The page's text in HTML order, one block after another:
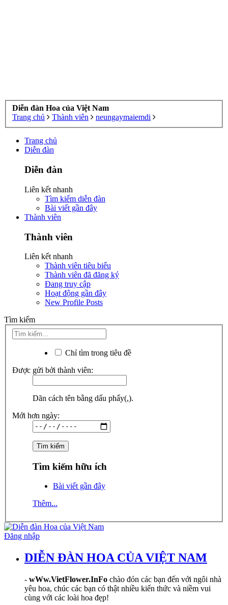
Diễn đàn Hoa của Việt Nam
Trang chủ
Thành viên neungaymaiemdi
Trang chủ
Diễn đàn
Diễn đàn
Liên kết nhanh
Tìm kiếm diễn đàn
Bài viết gần đây
Thành viên
Thành viên
Liên kết nhanh
Thành viên tiêu biểu
Thành viên đã đăng ký
Đang truy cập
Hoạt động gần đây
New Profile Posts
Tìm kiếm
Chỉ tìm trong tiêu đề
Được gửi bởi thành viên:
Dãn cách tên bằng dấu phẩy(,).
Mới hơn ngày:
Tìm kiếm hữu ích
Bài viết gần đây
Thêm...
Đăng nhập
DIỄN ĐÀN HOA CỦA VIỆT NAM
- wWw.VietFlower.InFo chào đón các bạn đến với ngôi nhà
yêu hoa, chúc các bạn có thật nhiều kiến thức và niềm vui
cùng với các loài hoa đẹp!